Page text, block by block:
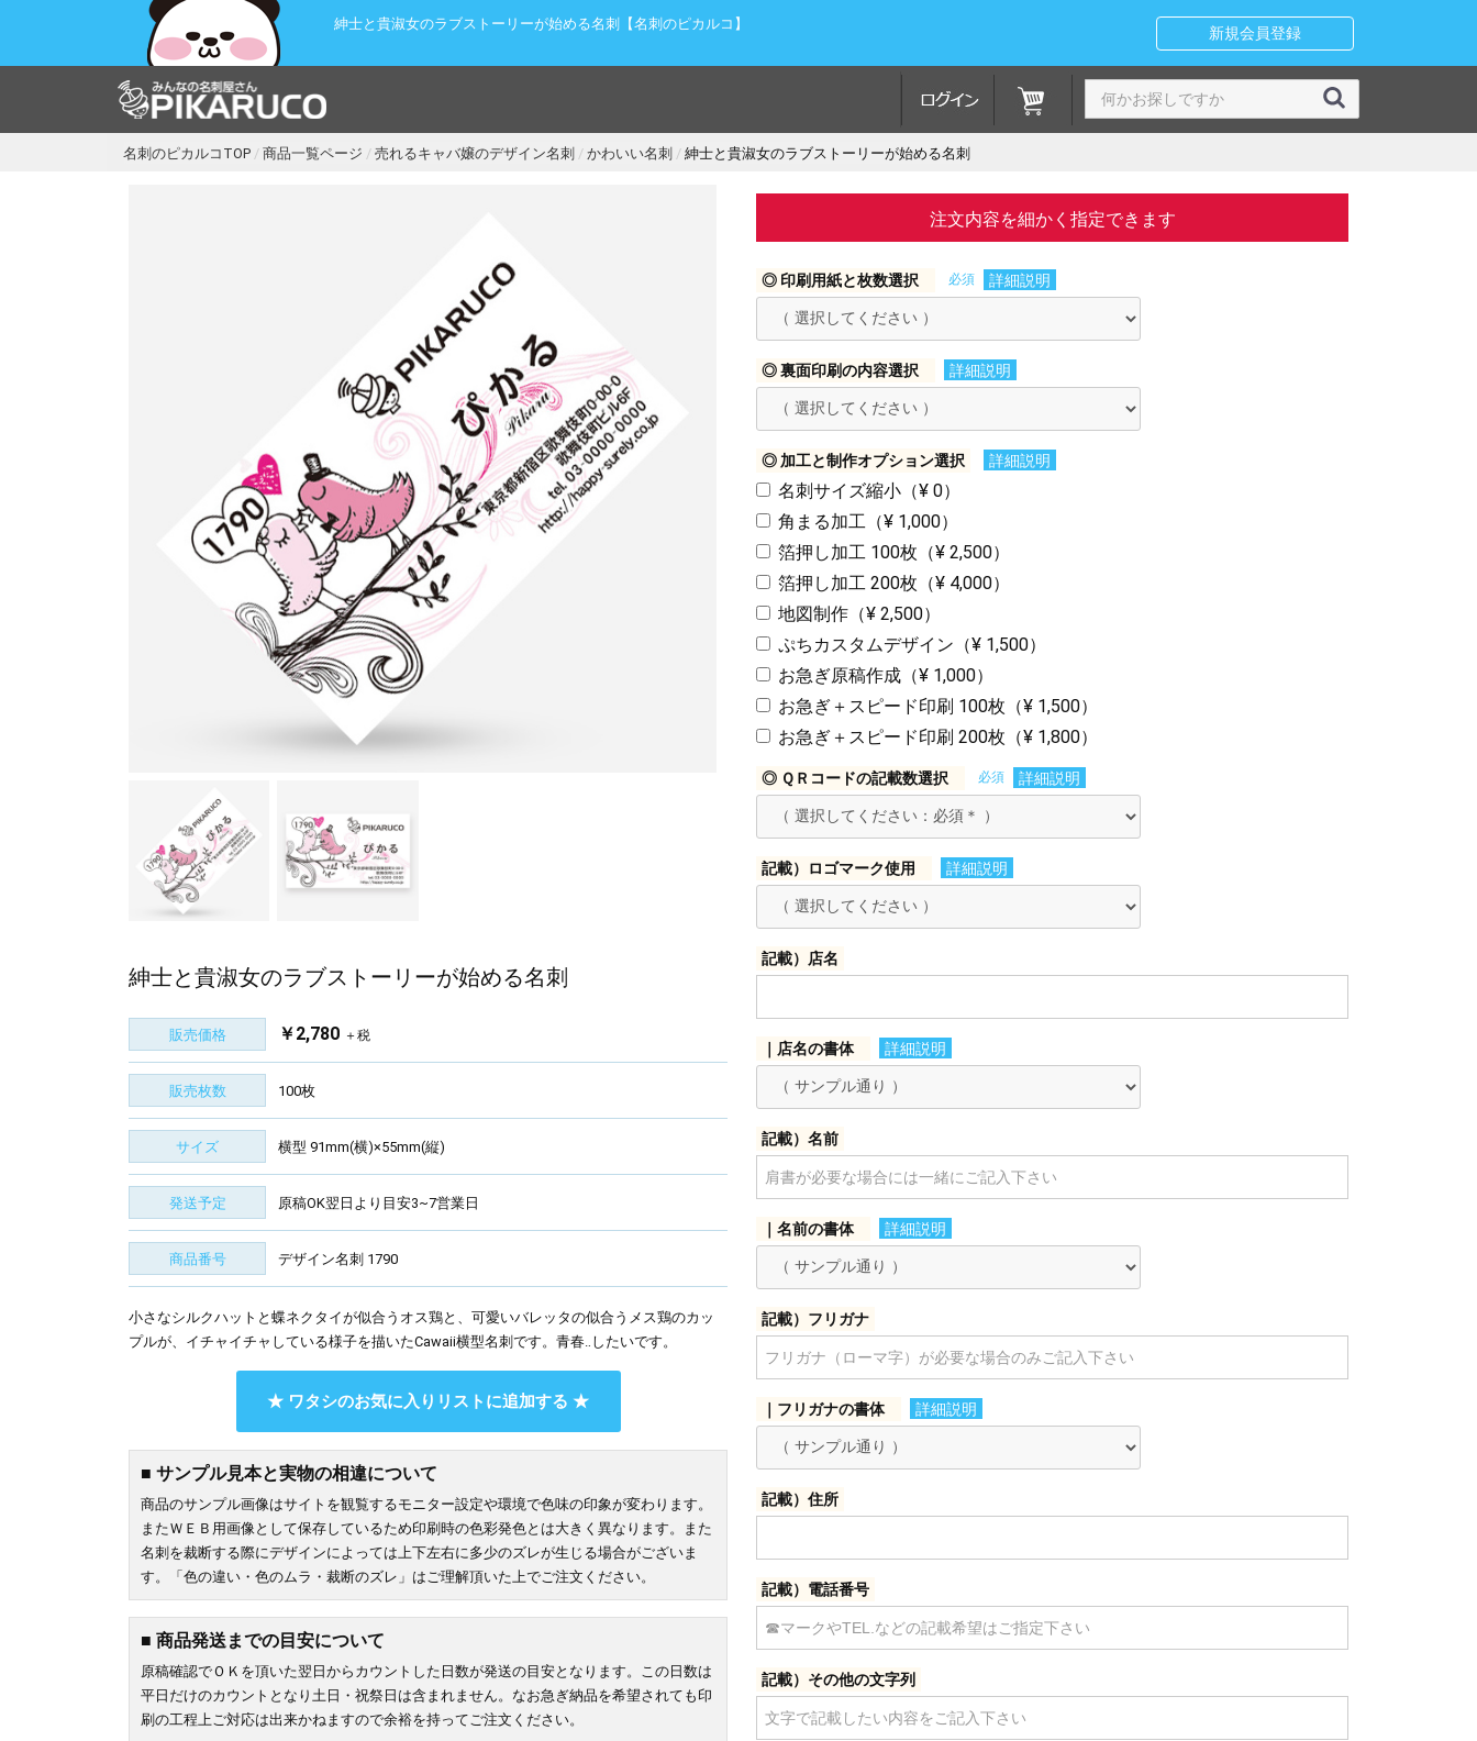
紳士と貴淑女のラブストーリーが始める名刺【名刺のピカルコ】
新規会員登録
名刺のピカルコTOP 商品一覧ページ 売れるキャバ嬢のデザイン名刺 かわいい名刺 紳士と貴淑女のラブストーリーが始める名刺
紳士と貴淑女のラブストーリーが始める名刺
販売価格 ￥2,780 ＋税
販売枚数 100枚
サイズ 横型 91mm(横)×55mm(縦)
発送予定 原稿OK翌日より目安3~7営業日
商品番号 デザイン名刺 1790
小さなシルクハットと蝶ネクタイが似合うオス鶏と、可愛いバレッタの似合うメス鶏のカッ
プルが、イチャイチャしている様子を描いたCawaii横型名刺です。青春‥したいです。
★ ワタシのお気に入りリストに追加する ★
■ サンプル見本と実物の相違について
商品のサンプル画像はサイトを観覧するモニター設定や環境で色味の印象が変わります。
またＷＥＢ用画像として保存しているため印刷時の色彩発色とは大きく異なります。また
名刺を裁断する際にデザインによっては上下左右に多少のズレが生じる場合がございま
す。「色の違い・色のムラ・裁断のズレ」はご理解頂いた上でご注文ください。
■ 商品発送までの目安について
原稿確認でＯＫを頂いた翌日からカウントした日数が発送の目安となります。この日数は
平日だけのカウントとなり土日・祝祭日は含まれません。なお急ぎ納品を希望されても印
刷の工程上ご対応は出来かねますので余裕を持ってご注文ください。
注文内容を細かく指定できます
◎ 印刷用紙と枚数選択 必須 詳細説明
◎ 裏面印刷の内容選択 詳細説明
◎ 加工と制作オプション選択 詳細説明
名刺サイズ縮小（¥ 0）
角まる加工（¥ 1,000）
箔押し加工 100枚（¥ 2,500）
箔押し加工 200枚（¥ 4,000）
地図制作（¥ 2,500）
ぷちカスタムデザイン（¥ 1,500）
お急ぎ原稿作成（¥ 1,000）
お急ぎ＋スピード印刷 100枚（¥ 1,500）
お急ぎ＋スピード印刷 200枚（¥ 1,800）
◎ ＱＲコードの記載数選択 必須 詳細説明
記載）ロゴマーク使用 詳細説明
記載）店名
｜店名の書体 詳細説明
記載）名前
｜名前の書体 詳細説明
記載）フリガナ
｜フリガナの書体 詳細説明
記載）住所
記載）電話番号
記載）その他の文字列
お買い物を続ける カートへ進む